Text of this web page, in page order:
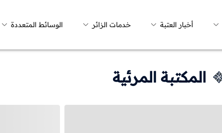
أخبار العتبة خدمات الزائر الوسائط المتعددة
المكتبة المرئية